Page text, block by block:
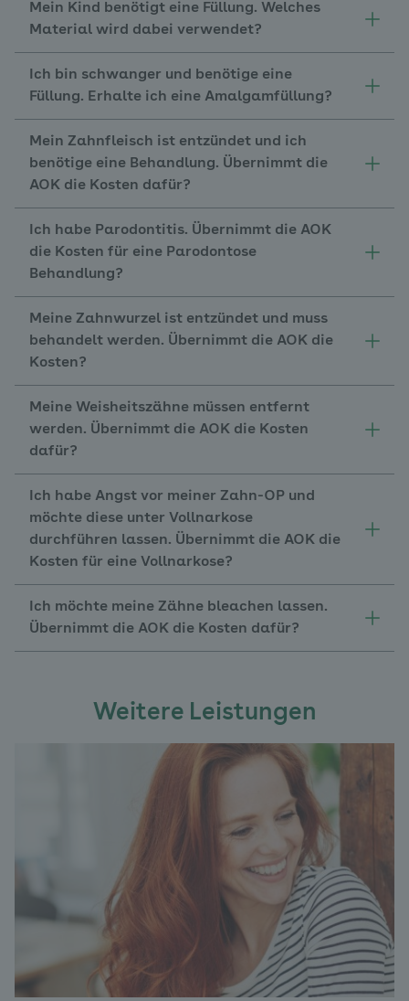
Mein Kind benötigt eine Füllung. Welches
Material wird dabei verwendet?
Ich bin schwanger und benötige eine
Füllung. Erhalte ich eine Amalgamfüllung?
Mein Zahnfleisch ist entzündet und ich
benötige eine Behandlung. Übernimmt die
AOK die Kosten dafür?
Ich habe Parodontitis. Übernimmt die AOK
die Kosten für eine Parodontose
Behandlung?
Meine Zahnwurzel ist entzündet und muss
behandelt werden. Übernimmt die AOK die
Kosten?
Meine Weisheitszähne müssen entfernt
werden. Übernimmt die AOK die Kosten
dafür?
Ich habe Angst vor meiner Zahn-OP und
möchte diese unter Vollnarkose
durchführen lassen. Übernimmt die AOK die
Kosten für eine Vollnarkose?
Ich möchte meine Zähne bleachen lassen.
Übernimmt die AOK die Kosten dafür?
Weitere Leistungen